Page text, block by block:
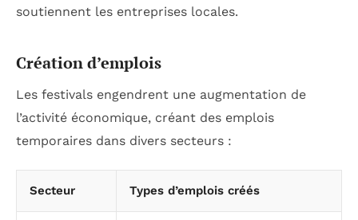
soutiennent les entreprises locales.
Création d’emplois
Les festivals engendrent une augmentation de
l’activité économique, créant des emplois
temporaires dans divers secteurs :
Secteur Types d’emplois créés